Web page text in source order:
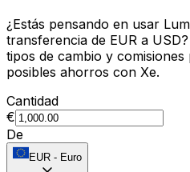
¿Estás pensando en usar
transferencia de EUR a
tipos de cambio y
posibles ahorros con Xe.
Cantidad
€
De
EUR - Euro